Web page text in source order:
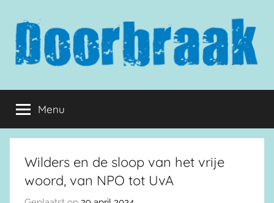
inhoud
springen
Doorbraak.eu
Menu
Wilders en de sloop van het vrije
woord, van NPO tot UvA